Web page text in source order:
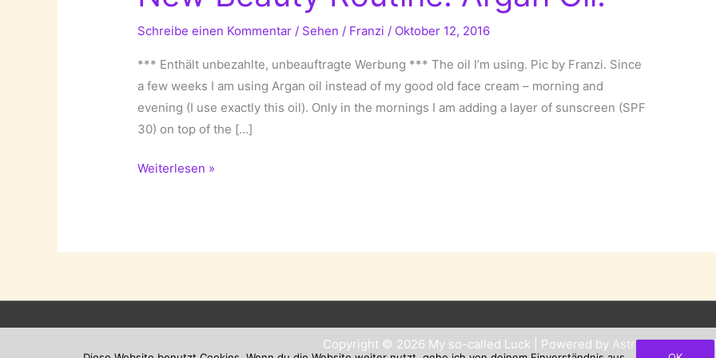
Schreibe einen Kommentar / Sehen / Franzi / Oktober 12, 2016
*** Enthält unbezahlte, unbeauftragte Werbung *** The oil I’m using. Pic by Franzi. Since
a few weeks I am using Argan oil instead of my good old face cream – morning and
evening (I use exactly this oil). Only in the mornings I am adding a layer of sunscreen (SPF
30) on top of the […]
New
Oil!
Weiterlesen »
Copyright © 2026 My so-called Luck | Powered by Astra WordPress-